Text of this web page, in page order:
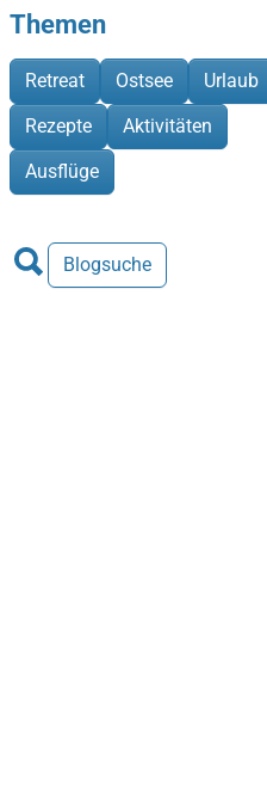
Themen
Retreat Ostsee
Urlaub
Rezepte
Aktivitäten
Ausflüge
Blogsuche